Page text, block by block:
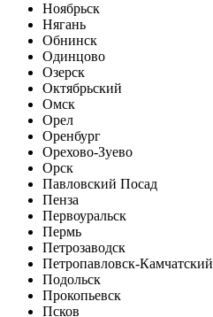
Ноябрьск
Нягань
Обнинск
Одинцово
Озерск
Октябрьский
Омск
Орел
Оренбург
Орехово-Зуево
Орск
Павловский Посад
Пенза
Первоуральск
Пермь
Петрозаводск
Петропавловск-Камчатский
Подольск
Прокопьевск
Псков